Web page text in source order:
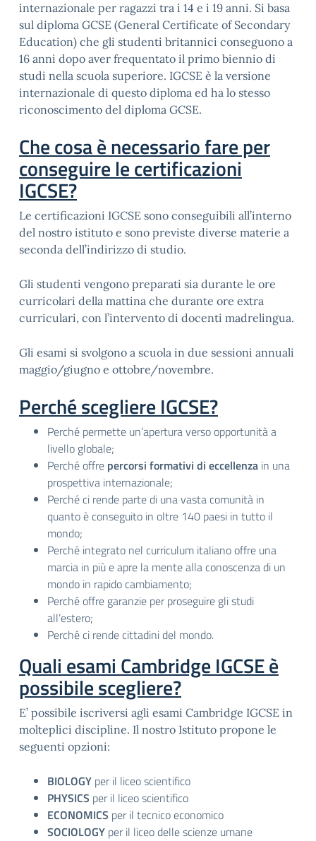
internazionale per ragazzi tra i 14 e i 19 anni. Si basa
sul diploma GCSE (General Certificate of Secondary
Education) che gli studenti britannici conseguono a
16 anni dopo aver frequentato il primo biennio di
studi nella scuola superiore. IGCSE è la versione
internazionale di questo diploma ed ha lo stesso
riconoscimento del diploma GCSE.
Che cosa è necessario fare per
conseguire le certificazioni
IGCSE?
Le certificazioni IGCSE sono conseguibili all’interno
del nostro istituto e sono previste diverse materie a
seconda dell’indirizzo di studio.
Gli studenti vengono preparati sia durante le ore
curricolari della mattina che durante ore extra
curriculari, con l’intervento di docenti madrelingua.
Gli esami si svolgono a scuola in due sessioni annuali
maggio/giugno e ottobre/novembre.
Perché scegliere IGCSE?
Perché permette un’apertura verso opportunità a
livello globale;
Perché offre percorsi formativi di eccellenza in una
prospettiva internazionale;
Perché ci rende parte di una vasta comunità in
quanto è conseguito in oltre 140 paesi in tutto il
mondo;
Perché integrato nel curriculum italiano offre una
marcia in più e apre la mente alla conoscenza di un
mondo in rapido cambiamento;
Perché offre garanzie per proseguire gli studi
all’estero;
Perché ci rende cittadini del mondo.
Quali esami Cambridge IGCSE è
possibile scegliere?
E’ possibile iscriversi agli esami Cambridge IGCSE in
molteplici discipline. Il nostro Istituto propone le
seguenti opzioni:
BIOLOGY per il liceo scientifico
PHYSICS per il liceo scientifico
ECONOMICS per il tecnico economico
SOCIOLOGY per il liceo delle scienze umane